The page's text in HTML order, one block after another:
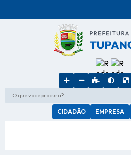
O que voce procura?
CIDADÃO EMPRESA